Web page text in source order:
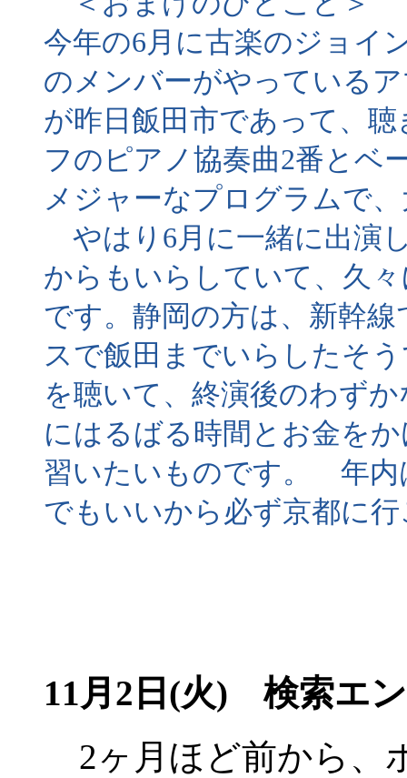
今年の6月に古楽のジョイ
のメンバーがやっている
が昨日飯田市であって、
フのピアノ協奏曲2番とベ
メジャーなプログラムで
やはり6月に一緒に出演
からもいらしていて、久
です。静岡の方は、新幹
スで飯田までいらしたそ
を聴いて、終演後のわず
にはるばる時間とお金を
習いたいものです。 年内
でもいいから必ず京都に
11月2日(火) 検索エ
2ヶ月ほど前から、